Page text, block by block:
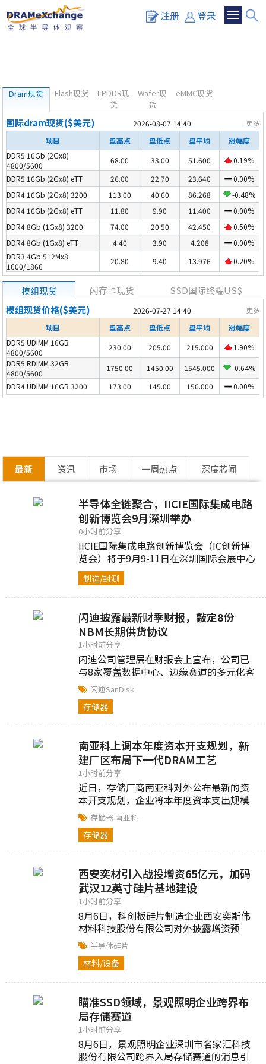
注册 登录
Dram现货 Flash现货
LPDDR现
货
Wafer现
货
eMMC现货
更多
国际dram现货($美元)
2026-08-07 14:40
项目
盘高点 盘低点 盘平均
涨幅度
DDR5 16Gb (2Gx8)
4800/5600
68.00 33.00 51.600
0.19%
DDR5 16Gb (2Gx8) eTT
26.00 22.70 23.640
0.00%
DDR4 16Gb (2Gx8) 3200
113.00 40.60 86.268
-0.48%
DDR4 16Gb (2Gx8) eTT
11.80 9.90 11.400
0.00%
DDR4 8Gb (1Gx8) 3200
74.00 20.50 42.450
0.50%
DDR4 8Gb (1Gx8) eTT
4.40 3.90 4.208
0.00%
DDR3 4Gb 512Mx8
1600/1866
20.80 9.40 13.976 0.20%
模组现货 闪存卡现货 SSD国际终端US$
更多
模组现货价格($美元)
2026-07-27 14:40
项目
盘高点 盘低点 盘平均
涨幅度
DDR5 UDIMM 16GB
4800/5600
230.00 205.00 215.000
1.90%
DDR5 RDIMM 32GB
4800/5600
1750.00 1450.00 1545.000
-0.64%
DDR4 UDIMM 16GB 3200
173.00 145.00 156.000 0.00%
最新 资讯 市场 一周热点 深度芯闻
半导体全链聚合，IICIE国际集成电路
创新博览会9月深圳举办
0小时前分享
IICIE国际集成电路创新博览会（IC创新博
览会）将于9月9-11日在深圳国际会展中心
举办...
制造/封测
闪迪披露最新财季财报，敲定8份
NBM长期供货协议
1小时前分享
闪迪公司管理层在财报会上宣布，公司已
与8家覆盖数据中心、边缘赛道的多元化客
户达成NBM长期协议...
闪迪SanDisk
存储器
南亚科上调本年度资本开支规划，新
建厂区布局下一代DRAM工艺
1小时前分享
近日，存储厂商南亚科对外公布最新的资
本开支规划，企业将本年度资本支出规模
从此前计划的520亿新台币上调至697亿新
台币...
存储器 南亚科
存储器
西安奕材引入战投增资65亿元，加码
武汉12英寸硅片基地建设
1小时前分享
8月6日，科创板硅片制造企业西安奕斯伟
材料科技股份有限公司对外披露增资预
案，上市公司计划引入多家战略投资方...
半导体硅片
材料/设备
瞄准SSD领域，景观照明企业跨界布
局存储赛道
1小时前分享
8月6日，景观照明企业深圳市名家汇科技
股份有限公司跨界入局存储赛道的消息引